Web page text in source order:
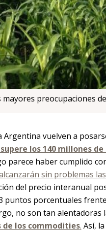
mayores preocupaciones
Argentina vuelven a
los 140 millones
parece haber cumplido
sin problemas
del precio interanual
puntos porcentuales
no son tan alentadoras
los commodities. Así,